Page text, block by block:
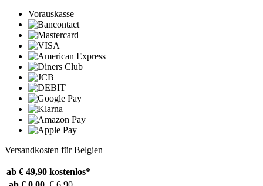
Vorauskasse
Versandkosten für Belgien
ab € 49,90 kostenlos*